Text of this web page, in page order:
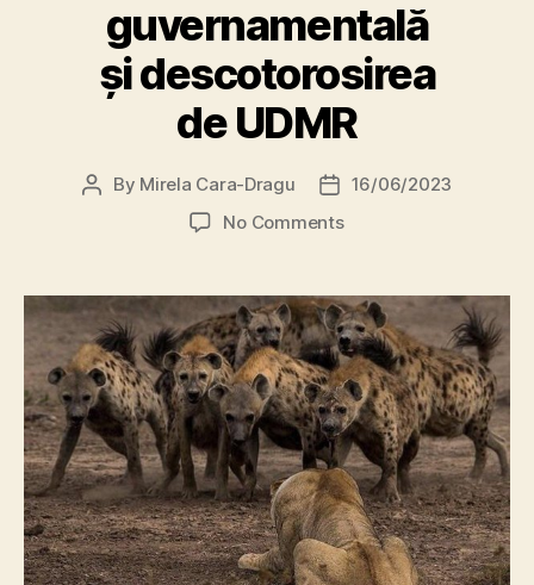
guvernamentală
și descotorosirea
de UDMR
Post
By Mirela Cara-Dragu
Post16/06/2023
No Commentson
și descotorosirea
de UDMR